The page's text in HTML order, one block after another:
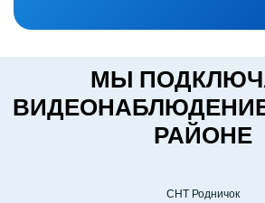
МЫ
РАЙОНЕ
СНТ Родничок